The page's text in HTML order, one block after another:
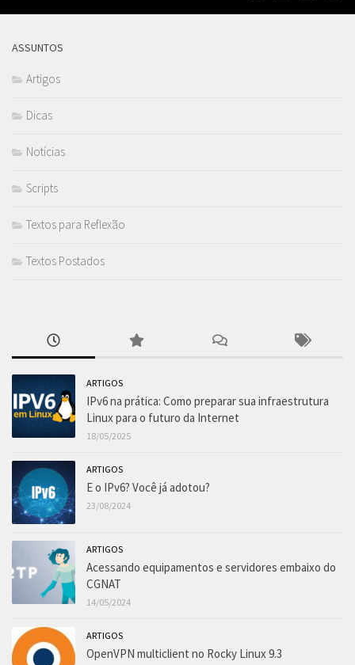
ASSUNTOS
Artigos
Dicas
Notícias
Scripts
Textos para Reflexão
Textos Postados
ARTIGOS
IPv6 na prática: Como preparar sua infraestrutura
Linux para o futuro da Internet
18/05/2025
ARTIGOS
E o IPv6? Você já adotou?
23/08/2024
ARTIGOS
Acessando equipamentos e servidores embaixo do
CGNAT
14/05/2024
ARTIGOS
OpenVPN multiclient no Rocky Linux 9.3